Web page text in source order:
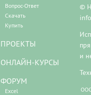
Вопрос-Ответ
Скачать
Купить
ПРОЕКТЫ
ОНЛАЙН-КУРСЫ
ФОРУМ
Excel
©
и